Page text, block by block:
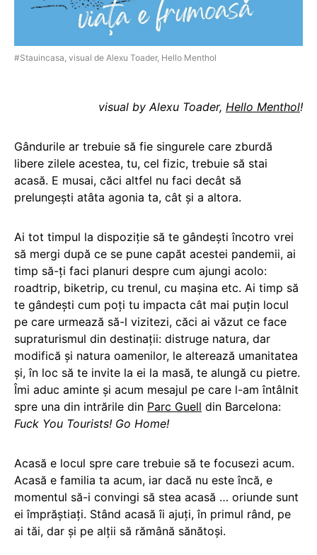
#Stauincasa, visual de Alexu Toader, Hello Menthol
visual by Alexu Toader, Hello Menthol!
Gândurile ar trebuie să fie singurele care zburdă
libere zilele acestea, tu, cel fizic, trebuie să stai
acasă. E musai, căci altfel nu faci decât să
prelungești atâta agonia ta, cât și a altora.
Ai tot timpul la dispoziție să te gândești încotro vrei
să mergi după ce se pune capăt acestei pandemii, ai
timp să-ți faci planuri despre cum ajungi acolo:
roadtrip, biketrip, cu trenul, cu mașina etc. Ai timp să
te gândești cum poți tu impacta cât mai puțin locul
pe care urmează să-l vizitezi, căci ai văzut ce face
supraturismul din destinații: distruge natura, dar
modifică și natura oamenilor, le alterează umanitatea
și, în loc să te invite la ei la masă, te alungă cu pietre.
Îmi aduc aminte și acum mesajul pe care l-am întâlnit
spre una din intrările din Parc Guell din Barcelona:
Fuck You Tourists! Go Home!
Acasă e locul spre care trebuie să te focusezi acum.
Acasă e familia ta acum, iar dacă nu este încă, e
momentul să-i convingi să stea acasă … oriunde sunt
ei împrăștiați. Stând acasă îi ajuți, în primul rând, pe
ai tăi, dar și pe alții să rămână sănătoși.